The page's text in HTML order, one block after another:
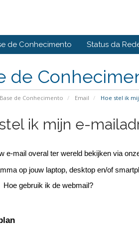
de Conhecimento Status da
de
Base de Conhecimento Email Hoe stel ik
ik mijn e-
e-mail overal ter wereld bekijken via
op jouw laptop, desktop en/of
Hoe gebruik ik de webmail?